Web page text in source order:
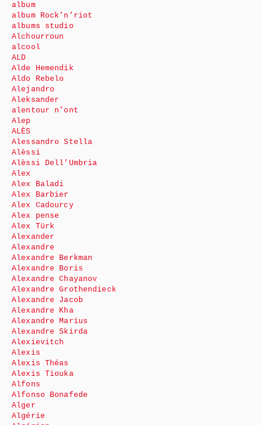
album
album Rock’n’riot
albums studio
Alchourroun
alcool
ALD
Alde Hemendik
Aldo Rebelo
Alejandro
Aleksander
alentour n’ont
Alep
ALÈS
Alessandro Stella
Alèssi
Alèssi Dell’Umbria
Alex
Alex Baladi
Alex Barbier
Alex Cadourcy
Alex pense
Alex Türk
Alexander
Alexandre
Alexandre Berkman
Alexandre Boris
Alexandre Chayanov
Alexandre Grothendieck
Alexandre Jacob
Alexandre Kha
Alexandre Marius
Alexandre Skirda
Alexievitch
Alexis
Alexis Théas
Alexis Tiouka
Alfons
Alfonso Bonafede
Alger
Algérie